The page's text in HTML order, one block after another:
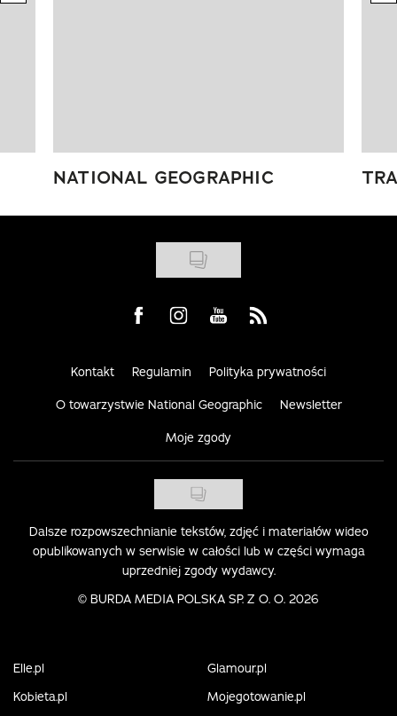
NATIONAL GEOGRAPHIC
Visit us on Facebook
Visit us on Instagram
Visit us on Youtube
Visit us on Rss
Kontakt Regulamin Polityka prywatności
O towarzystwie National Geographic Newsletter
Moje zgody
Dalsze rozpowszechnianie tekstów, zdjęć i materiałów wideo
opublikowanych w serwisie w całości lub w części wymaga
uprzedniej zgody wydawcy.
© BURDA MEDIA POLSKA SP. Z O. O. 2026
Elle.pl
Glamour.pl
Kobieta.pl
Mojegotowanie.pl